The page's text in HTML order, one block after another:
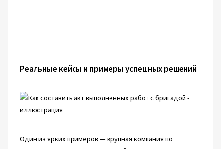
Реальные кейсы и примеры успешных решений
Один из ярких примеров — крупная компания по